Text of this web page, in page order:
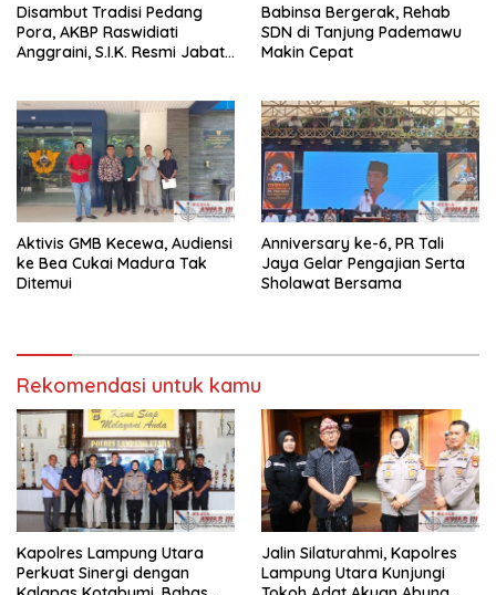
Disambut Tradisi Pedang
Pora, AKBP Raswidiati
Anggraini, S.I.K. Resmi Jabat
Babinsa Bergerak, Rehab
SDN di Tanjung Pademawu
Makin Cepat
Aktivis GMB Kecewa, Audiensi
ke Bea Cukai Madura Tak
Ditemui
Anniversary ke-6, PR Tali
Jaya Gelar Pengajian Serta
Sholawat Bersama
Rekomendasi untuk kamu
Kapolres Lampung Utara
Perkuat Sinergi dengan
Jalin Silaturahmi, Kapolres
Lampung Utara Kunjungi